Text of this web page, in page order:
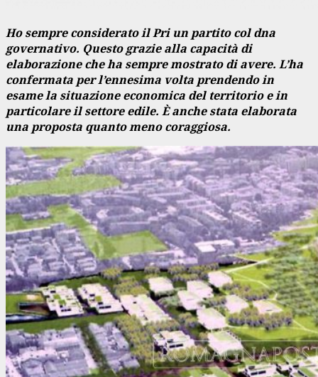
Ho sempre considerato il Pri un partito col dna
governativo. Questo grazie alla capacità di
elaborazione che ha sempre mostrato di avere. L’ha
confermata per l’ennesima volta prendendo in
esame la situazione economica del territorio e in
particolare il settore edile. È anche stata elaborata
una proposta quanto meno coraggiosa.